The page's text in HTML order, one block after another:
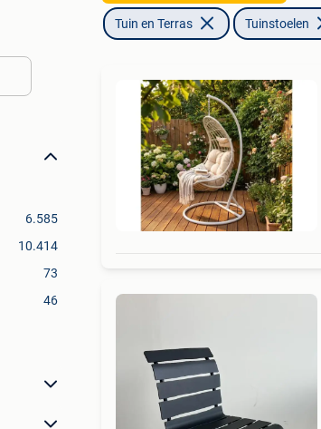
6.585
10.414
73
46
Tuin en Terras Tuinstoelen